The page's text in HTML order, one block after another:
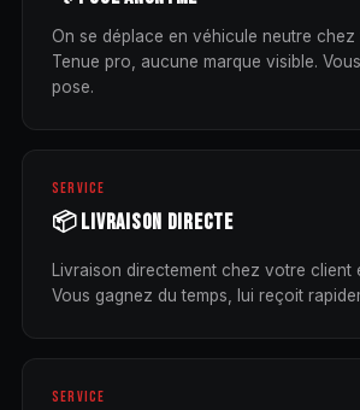
On se déplace en véhicule neutre
Tenue pro, aucune marque visible.
pose.
SERVICE
📦 LIVRAISON DIRECTE
Livraison directement chez votre client
Vous gagnez du temps, lui reçoit
SERVICE